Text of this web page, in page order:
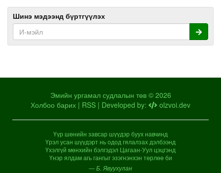
Шинэ мэдээнд бүртгүүлэх
Эмийн ургамал судлалын төв © 2026
Холбоо барих | RSS | Developed by: olzvoi.dev
Үүр шөнийн завсар шүүдэр буух навчинд
Үрэл усан шүүдэрт нь одод гялалзах дэлбээнд
Үхэлгүй мөнхийн бэлгэдэл Цагаан-Уул цэцгэнд
Үнэр ялдам агь гангыг эзэгнэнхэн төрлөө би
— Б. Явуухулан